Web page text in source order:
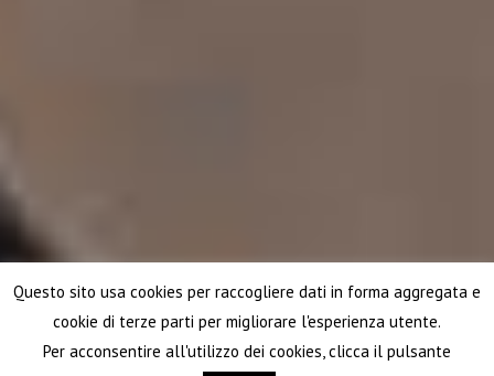
Questo sito usa cookies per raccogliere dati in forma aggregata e
cookie di terze parti per migliorare l'esperienza utente.
Per acconsentire all'utilizzo dei cookies, clicca il pulsante